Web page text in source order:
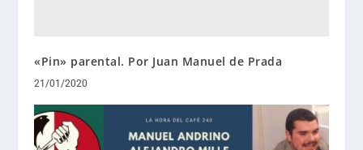
«Pin» parental. Por Juan Manuel de Prada
21/01/2020